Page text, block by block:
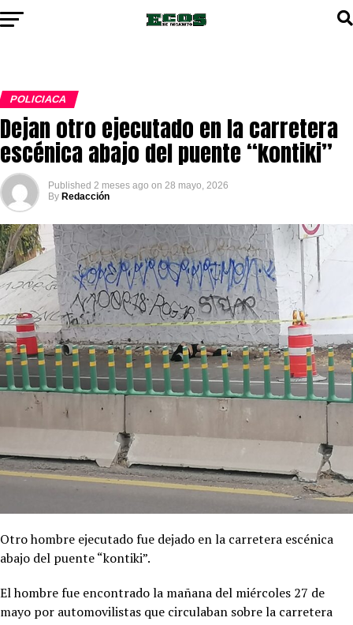
POLICIACA
Dejan otro ejecutado en la carretera
escénica abajo del puente “kontiki”
Published 2 meses ago on 28 mayo, 2026
By Redacción
Otro hombre ejecutado fue dejado en la carretera escénica
abajo del puente “kontiki”.
El hombre fue encontrado la mañana del miércoles 27 de
mayo por automovilistas que circulaban sobre la carretera